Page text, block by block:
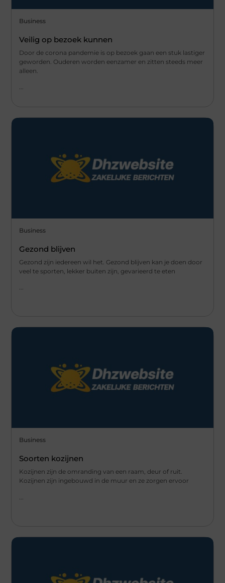
Business
Veilig op bezoek kunnen
Door de corona pandemie is op bezoek gaan een stuk lastiger
geworden. Ouderen worden eenzamer en zitten steeds meer
alleen.
...
Business
Gezond blijven
Gezond zijn iedereen wil het. Gezond blijven kan je doen door
veel te sporten, lekker buiten zijn, gevarieerd te eten
...
Business
Soorten kozijnen
Kozijnen zijn de omranding van een raam, deur of ruit.
Kozijnen zijn ingebouwd in de muur en ze zorgen ervoor